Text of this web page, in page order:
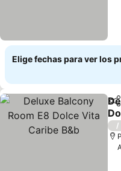
Elige fechas para ver los
/